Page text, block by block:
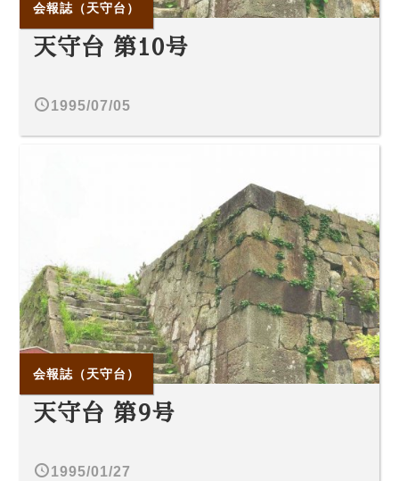
会報誌（天守台）
天守台 第10号
1995/07/05
会報誌（天守台）
天守台 第9号
1995/01/27